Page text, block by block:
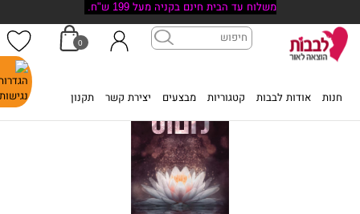
משלוח עד הבית חינם בקניה מעל 199 ש"ח.
חנות אודות לבבות קטגוריות מבצעים יצירת קשר תקנון
0